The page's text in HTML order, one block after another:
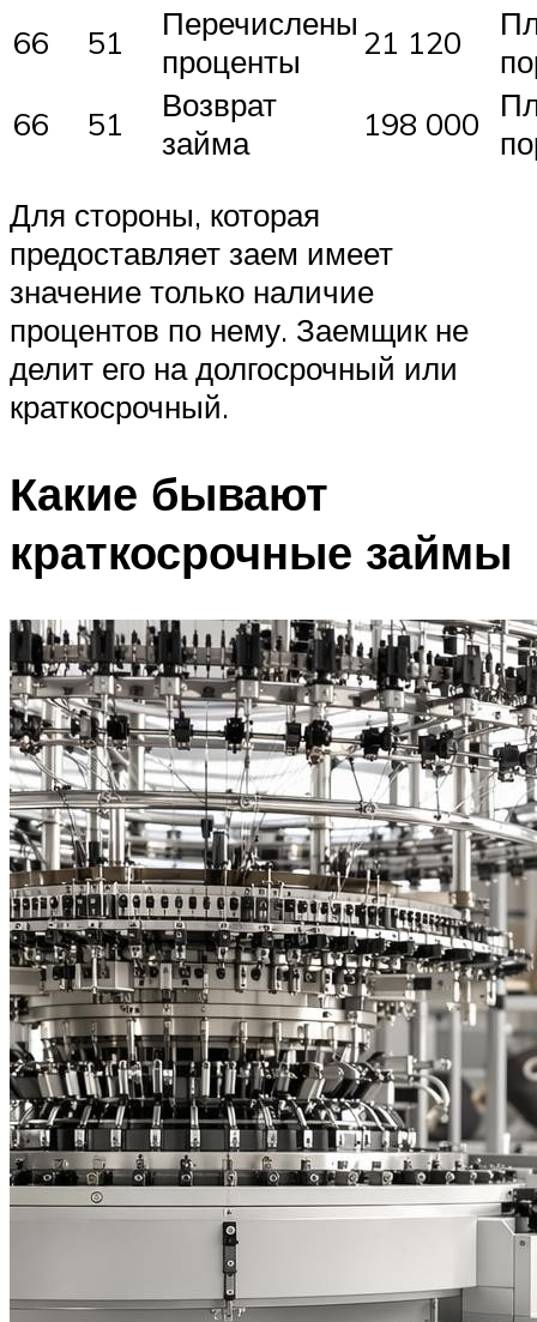
66
51
Перечислены
проценты
21 120
66
51
Возврат
займа
198 000
Для стороны, которая
предоставляет заем имеет
значение только наличие
процентов по нему. Заемщик не
делит его на долгосрочный или
краткосрочный.
Какие бывают
краткосрочные займы